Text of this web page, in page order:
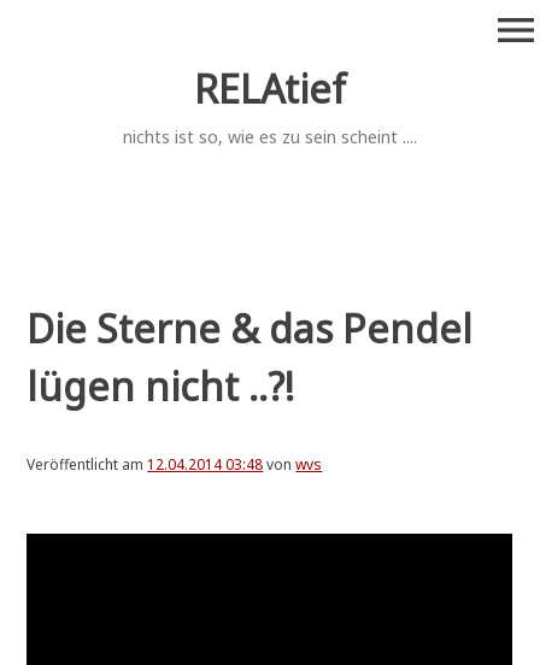
RELAtief
nichts ist so, wie es zu sein scheint ....
menu
Die Sterne & das Pendel
lügen nicht ..?!
Veröffentlicht am 12.04.2014 03:48vonwvs